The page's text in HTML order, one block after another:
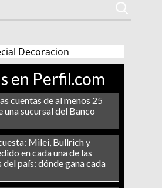
en Perfil.com
cuentas de al menos 25
una sucursal del Banco
Milei, Bullrich y
en cada una de las
país: dónde gana cada